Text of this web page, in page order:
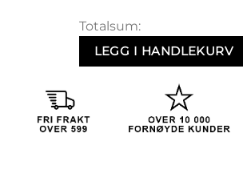
Totalsum:
LEGG I HANDLEKURV